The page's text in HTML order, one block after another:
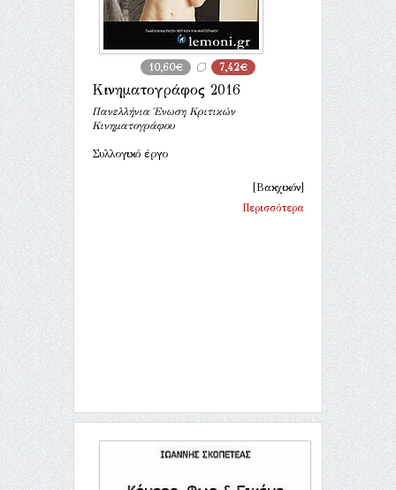
10,60€ 7,42€
Κινηματογράφος 2016
Πανελλήνια Ένωση Κριτικών
Κινηματογράφου
Συλλογικό έργο
[Βακχικόν]
Περισσότερα